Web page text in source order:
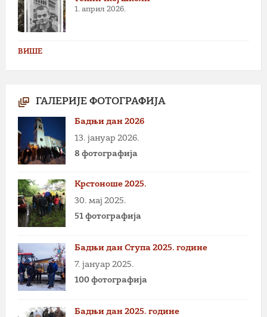
1. април 2026.
ВИШЕ
ГАЛЕРИЈЕ ФОТОГРАФИЈА
Бадњи дан 2026
13. јануар 2026.
8 фотографија
Крстоноше 2025.
30. мај 2025.
51 фотографија
Бадњи дан Ступа 2025. године
7. јануар 2025.
100 фотографија
Бадњи дан 2025. године